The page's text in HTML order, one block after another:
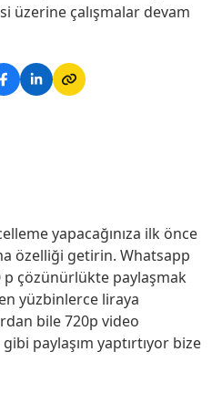
üzerine çalışmalar devam
yapacağınıza ilk önce
özelliği getirin. Whatsapp
p çözünürlükte paylaşmak
yüzbinlerce liraya
bile 720p video
paylaşım yaptırtıyor bize